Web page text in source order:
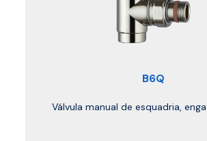
B6Q
Válvula manual de esquadria,